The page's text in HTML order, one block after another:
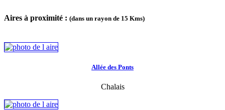
Aires à proximité : (dans un rayon de 15 Kms)
Allée des Ponts
Chalais